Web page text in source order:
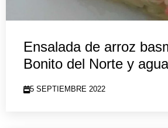
Ensalada de arroz
Bonito del Norte y
5 SEPTIEMBRE 2022